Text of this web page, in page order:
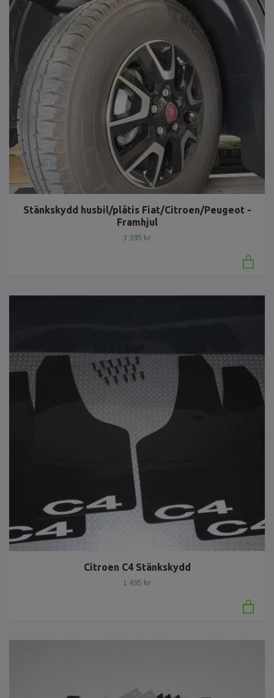
Stänkskydd husbil/plåtis Fiat/Citroen/Peugeot -
Framhjul
3 395 kr
Citroen C4 Stänkskydd
1 495 kr